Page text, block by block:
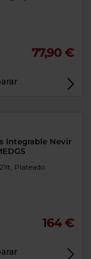
77,90 €
Integrable Nevir
Plateado
164 €